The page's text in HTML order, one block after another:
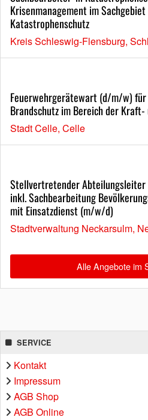
Krisenmanagement im
Katastrophenschutz
Kreis Schleswig-Flensburg,
Feuerwehrgerätewart (d/m/w) für
Brandschutz im Bereich der
Stadt Celle, Celle
Stellvertretender Abteilungsleiter
inkl. Sachbearbeitung
mit Einsatzdienst (m/w/d)
Stadtverwaltung Neckarsulm,
Alle Angebote im
SERVICE
Kontakt
Impressum
AGB Shop
AGB Online